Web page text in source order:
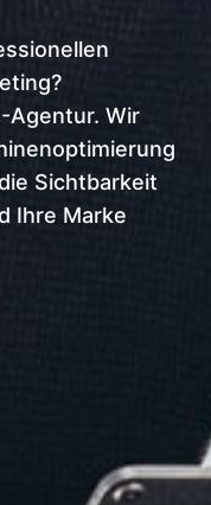
Agentur. Wir
Sichtbarkeit
Ihre Marke